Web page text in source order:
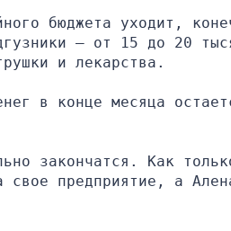
бюджета уходит,
– от 15 до 20
и лекарства.
в конце месяца
закончатся. Как
свое предприятие, а